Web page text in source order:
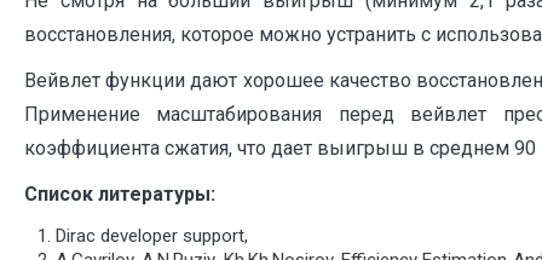
восстановления, которое можно устранить с
Вейвлет функции дают хорошее качество
Применение масштабирования перед вейвлет
коэффициента сжатия, что дает выигрыш в среднем
Список литературы:
Dirac developer support,